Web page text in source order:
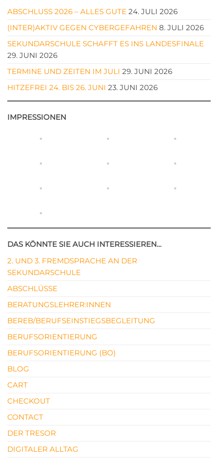
ABSCHLUSS 2026 – ALLES GUTE 24. JULI 2026
(INTER)AKTIV GEGEN CYBERGEFAHREN 8. JULI 2026
SEKUNDARSCHULE SCHAFFT ES INS LANDESFINALE
29. JUNI 2026
TERMINE UND ZEITEN IM JULI 29. JUNI 2026
HITZEFREI 24. BIS 26. JUNI 23. JUNI 2026
IMPRESSIONEN
DAS KÖNNTE SIE AUCH INTERESSIEREN…
2. UND 3. FREMDSPRACHE AN DER
SEKUNDARSCHULE
ABSCHLÜSSE
BERATUNGSLEHRER:INNEN
BEREB/BERUFSEINSTIEGSBEGLEITUNG
BERUFSORIENTIERUNG
BERUFSORIENTIERUNG (BO)
BLOG
CART
CHECKOUT
CONTACT
DER TRESOR
DIGITALER ALLTAG